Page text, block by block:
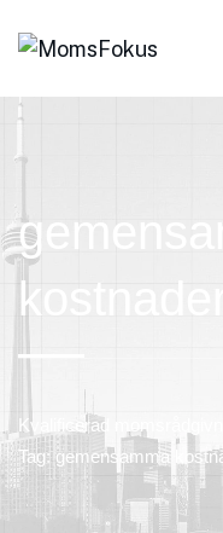
Kvalificerad
Tag: gemensamma